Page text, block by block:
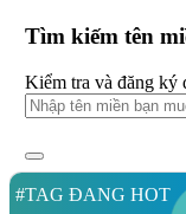
Tìm kiếm tên
Kiểm tra và đăng ký
#TAG ĐANG HOT